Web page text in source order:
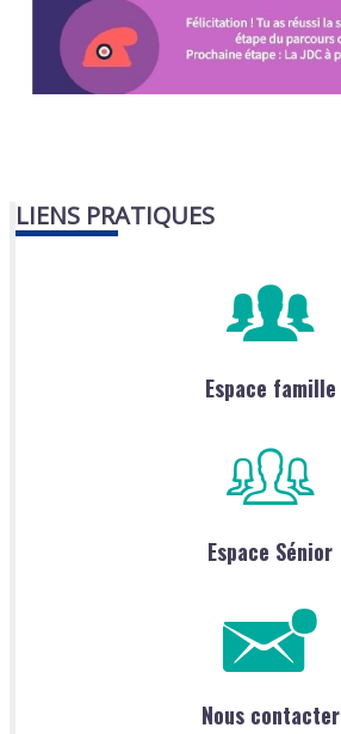
LIENS PRATIQUES
Espace famille
Espace Sénior
Nous contacter